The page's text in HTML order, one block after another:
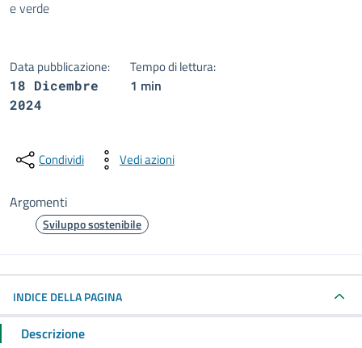
e verde
Data pubblicazione:
18 Dicembre
2024
Tempo di lettura:
1 min
Condividi Vedi azioni
Argomenti
Sviluppo sostenibile
INDICE DELLA PAGINA
Descrizione